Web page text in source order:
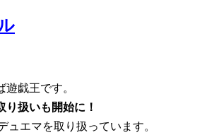
遊戯王です。
り扱いも開始に！
ュエマを取り扱っています。